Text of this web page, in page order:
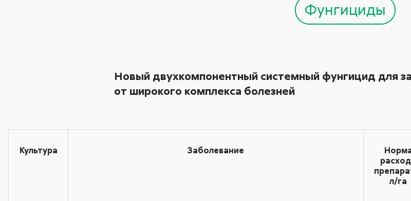
Фунгициды
Новый двухкомпонентный системный фунгицид для
от широкого комплекса болезней
Культура Заболевание
л/га